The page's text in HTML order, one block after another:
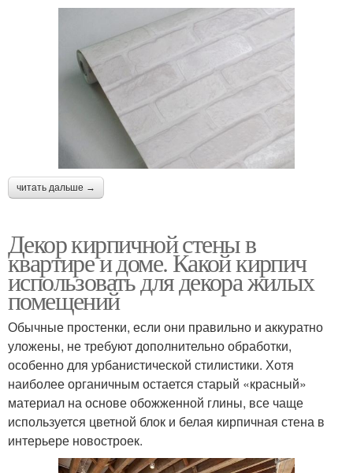
читать дальше →
Декор кирпичной стены в
квартире и доме. Какой кирпич
использовать для декора жилых
помещений
Обычные простенки, если они правильно и аккуратно
уложены, не требуют дополнительно обработки,
особенно для урбанистической стилистики. Хотя
наиболее органичным остается старый «красный»
материал на основе обожженной глины, все чаще
используется цветной блок и белая кирпичная стена в
интерьере новостроек.